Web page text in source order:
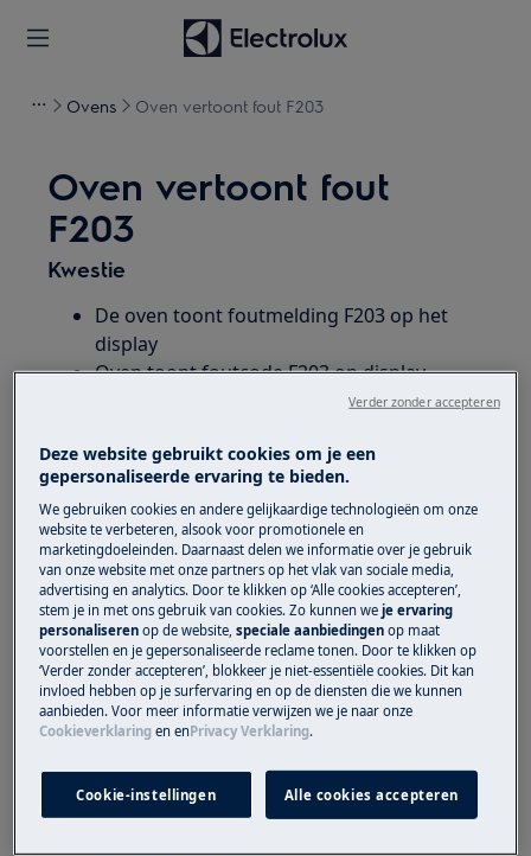
Ovens Oven vertoont fout F203
Oven vertoont fout
F203
Kwestie
De oven toont foutmelding F203 op het
display
Oven toont foutcode F203 op display
Geïntegreerd / oven
Vrijstaande kachel
Oplossing
De F203 geeft een probleem aan met een
elektronische module of elektrische
verbinding.
We raden u aan een bezoek te boeken
servicemonteurs.
U kunt eenvoudig 24 uur per dag online
Deze website gebruikt cookies om je een
gepersonaliseerde ervaring te bieden.
We gebruiken cookies en andere gelijkaardige technologieën om onze
website te verbeteren, alsook voor promotionele en
marketingdoeleinden. Daarnaast delen we informatie over je gebruik
van onze website met onze partners op het vlak van sociale media,
advertising en analytics. Door te klikken op ‘Alle cookies accepteren’,
stem je in met ons gebruik van cookies. Zo kunnen weje ervaring
personaliseren op de website,speciale aanbiedingen op maat
voorstellen en je gepersonaliseerde reclame tonen. Door te klikken op
‘Verder zonder accepteren’, blokkeer je niet-essentiële cookies. Dit kan
invloed hebben op je surfervaring en op de diensten die we kunnen
aanbieden. Voor meer informatie verwijzen we je naar onze
Cookieverklaring enenPrivacy Verklaring.
Cookie-instellingen Alle cookies accepteren
Verder zonder accepteren